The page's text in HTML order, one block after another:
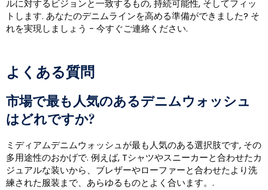
ルに対するビジョンと一致するもの, 持続可能性, そしてフィッ
トします. あなたのデニムラインを高める準備ができました? そ
れを実現しましょう - 今すぐご連絡ください.
よくある質問
市場で最も人気のあるデニムウォッシュ
はどれですか?
ミディアムデニムウォッシュが最も人気のある選択肢です, その
多用途性のおかげで. 例えば, Tシャツやスニーカーと合わせたカ
ジュアルな装いから、ブレザーやローファーと合わせたより洗
練された服装まで、あらゆるものとよく合います。.